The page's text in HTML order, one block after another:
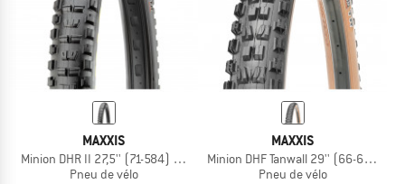
MAXXIS
Minion DHR II 27,5'' (71-584) 3C MxTerra EXO+ TR
Pneu de vélo
MAXXIS
Minion DHF Tanwall 29'' (66-622)
Pneu de vélo